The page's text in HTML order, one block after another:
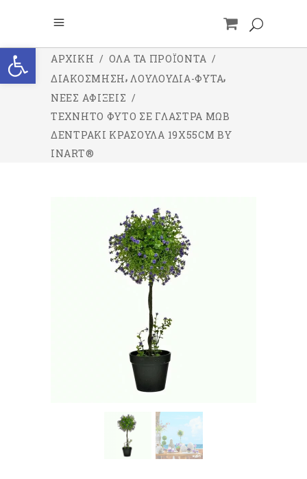
Ανοίξτε τη γραμμή εργαλείων
ΑΡΧΙΚΉ / ΌΛΑ ΤΑ ΠΡΟΪΌΝΤΑ /
ΔΙΑΚΟΣΜΗΣΗ, ΛΟΥΛΟΥΔΙΑ-ΦΥΤΑ,
ΝΕΕΣ ΑΦΙΞΕΙΣ /
ΤΕΧΝΗΤΌ ΦΥΤΌ ΣΕ ΓΛΆΣΤΡΑ ΜΩΒ
ΔΕΝΤΡΆΚΙ ΚΡΑΣΟΎΛΑ 19X55CM BY
INART®